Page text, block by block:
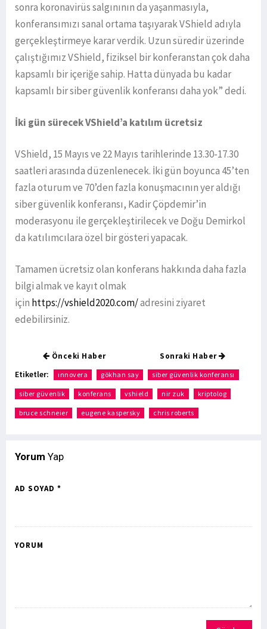
sonra koronavirüs salgınının da yaşanmasıyla,
konferansımızı sanal ortama taşıyarak VShield adıyla
gerçekleştirmeye karar verdik. Uzun süredir üzerinde
çalıştığımız VShield, fiziksel bir konferanstan çok daha
kapsamlı bir içeriğe sahip. Hatta dünyada bu kadar
kapsamlı bir siber güvenlik konferansı daha yok” dedi.
İki gün sürecek VShield’a katılım ücretsiz
VShield, 15 Mayıs ve 22 Mayıs tarihlerinde 13.30-17.30
saatleri arasında düzenlenecek. İki gün boyunca 45’ten
fazla oturum ve 70’den fazla konuşmacının yer aldığı
siber güvenlik konferansı, Kadir Çöpdemir’in
moderasyonu ile gerçekleştirilecek ve Doğu Demirkol
da katılımcılara özel bir gösteri yapacak.
Tamamen ücretsiz olan konferans hakkında daha fazla
bilgi almak ve kayıt olmak
için https://vshield2020.com/adresini ziyaret
edebilirsiniz.
Önceki Haber Sonraki Haber
Etiketler: ınnovera gökhan say siber güvenlik konferansı
siber güvenlik konferans vshield nir zuk kriptolog
bruce schneier eugene kaspersky chris roberts
Yorum Yap
AD SOYAD *
YORUM